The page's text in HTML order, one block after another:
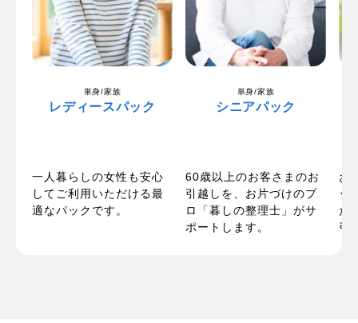
単身/家族
レディースパック
一人暮らしの女性も安心
してご利用いただける最
適なパックです。
単身/家族
シニアパック
60歳以上のお客さまのお
引越しを、お片づけのプ
ロ「暮しの整理士」がサ
ポートします。
お
ッ
た
引